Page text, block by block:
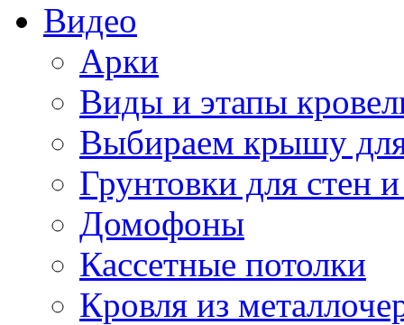
Видео
Арки
Виды и этапы
Выбираем крышу
Грунтовки для стен
Домофоны
Кассетные потолки
Кровля из